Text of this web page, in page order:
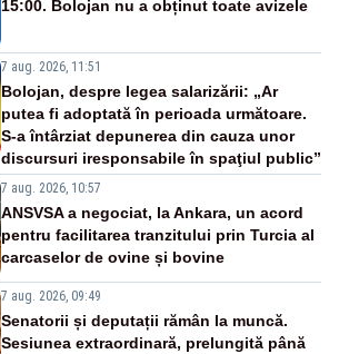
15:00. Bolojan nu a obținut toate avizele
7 aug. 2026, 11:51
Bolojan, despre legea salarizării: „Ar
putea fi adoptată în perioada următoare.
S-a întârziat depunerea din cauza unor
discursuri iresponsabile în spaţiul public”
7 aug. 2026, 10:57
ANSVSA a negociat, la Ankara, un acord
pentru facilitarea tranzitului prin Turcia al
carcaselor de ovine și bovine
7 aug. 2026, 09:49
Senatorii și deputații rămân la muncă.
Sesiunea extraordinară, prelungită până